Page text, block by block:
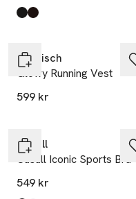
Produkten finns i färgerna:
black
chocolate
Röhnisch
Glowy Running Vest
599 kr
Casall
Casall Iconic Sports Bra
549 kr